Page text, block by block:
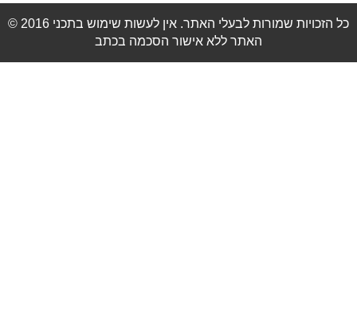
© 2016 כל הזכויות שמורות לבעלי האתר. אין לעשות שימוש בתכני
האתר ללא אישור הסכמה בכתב